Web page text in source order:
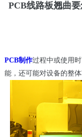
PCB线路板翘曲
PCB制作过程中或使用
能，还可能对设备的整